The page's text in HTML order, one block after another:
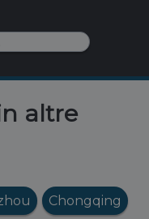
altre
Chongqing